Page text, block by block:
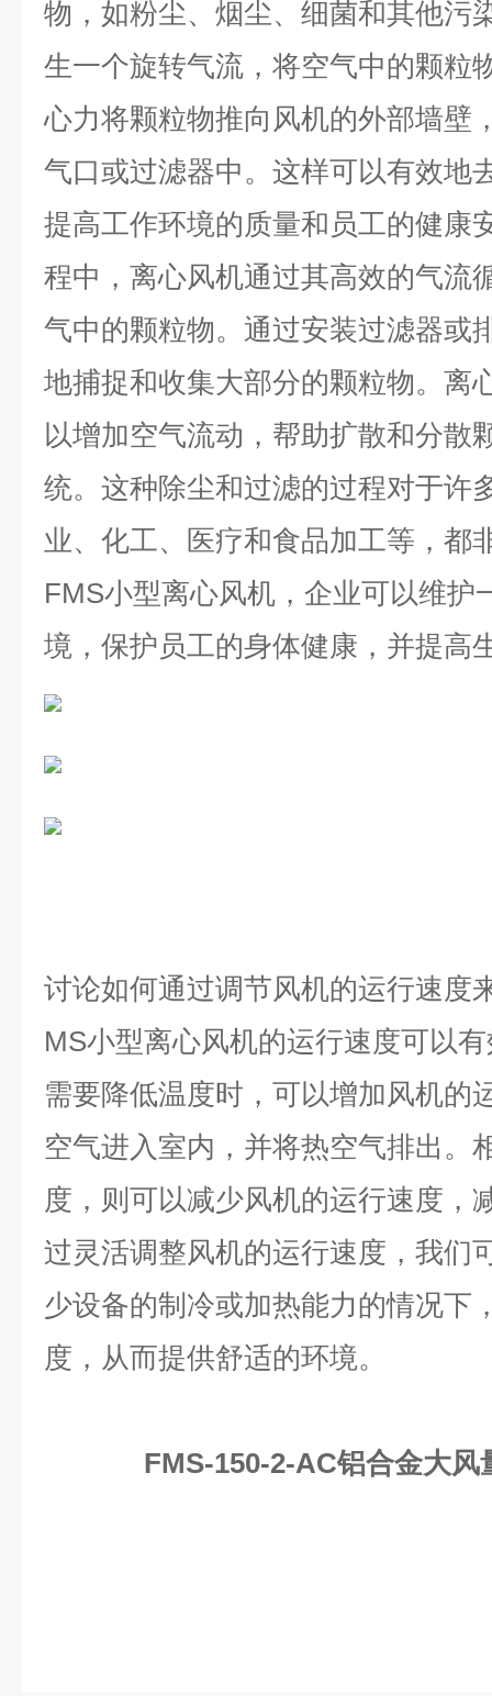
物，如粉尘、烟尘、细菌和其他污
生一个旋转气流，将空气中的颗粒
心力将颗粒物推向风机的外部墙壁
气口或过滤器中。这样可以有效地
提高工作环境的质量和员工的健康
程中，离心风机通过其高效的气流
气中的颗粒物。通过安装过滤器或
地捕捉和收集大部分的颗粒物。离
以增加空气流动，帮助扩散和分散
统。这种除尘和过滤的过程对于许
业、化工、医疗和食品加工等，都
FMS小型离心风机，企业可以维护
境，保护员工的身体健康，并提高
讨论如何通过调节风机的运行速度
MS小型离心风机的运行速度可以
需要降低温度时，可以增加风机的
空气进入室内，并将热空气排出。
度，则可以减少风机的运行速度，
过灵活调整风机的运行速度，我们
少设备的制冷或加热能力的情况下
度，从而提供舒适的环境。
FMS-150-2-AC铝合金大风